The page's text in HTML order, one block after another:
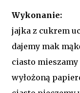
Wykonanie:
jajka z cukrem
dajemy mak
ciasto mieszamy
wyłożoną